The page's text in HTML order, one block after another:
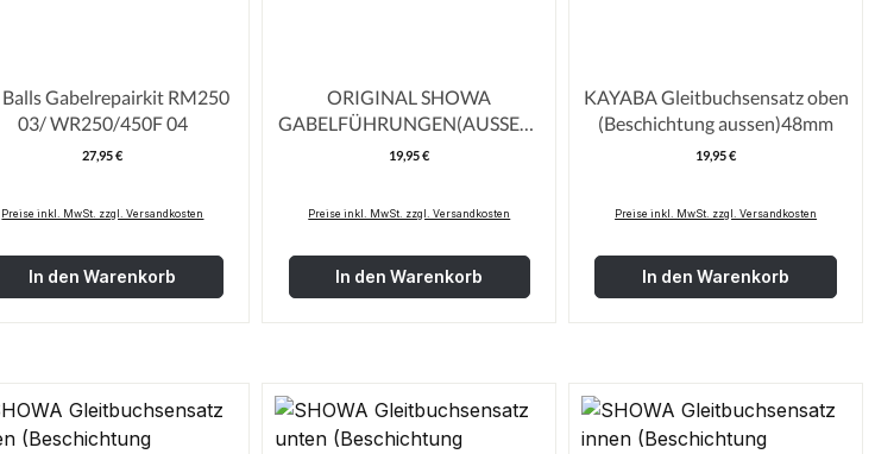
Gabelrepairkit RM250
03/ WR250/450F 04
Regulärer Preis:
27,95 €
Preise inkl. MwSt. zzgl. Versandkosten
In den Warenkorb
ORIGINAL SHOWA
GABELFÜHRUNGEN(AUSSEN)
CR85/CRF150/RM85
Regulärer Preis:
19,95 €
Preise inkl. MwSt. zzgl. Versandkosten
In den Warenkorb
KAYABA Gleitbuchsensatz oben
(Beschichtung aussen)48mm
Regulärer
19,95 €
Preise inkl. MwSt. zzgl. Versandkosten
In den Warenkorb